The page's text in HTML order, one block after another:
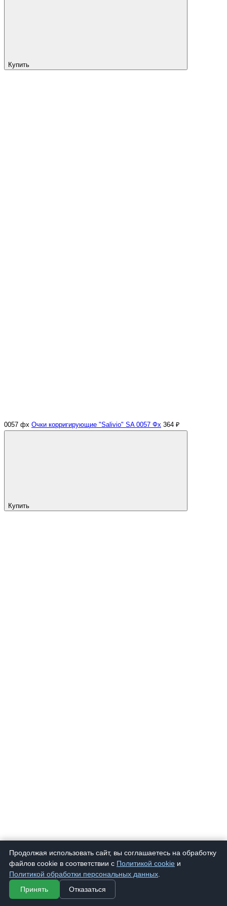
Купить
0057 фх Очки корригирующие "Salivio" SA 0057 Фх 364 ₽
Купить
787 Очки корригирующие "Fabia Monti" 787 Т 268 ₽
Продолжая использовать сайт, вы соглашаетесь на обработку
файлов cookie в соответствии с Политикой cookie и
Политикой обработки персональных данных
Принять
Отказаться